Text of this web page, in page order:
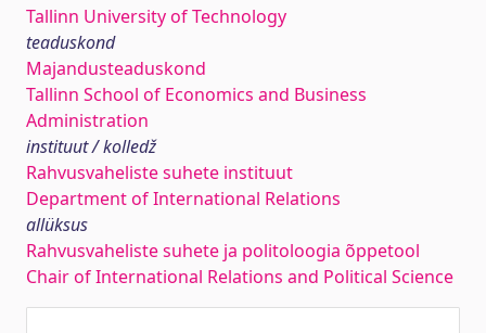
Tallinn University of Technology
teaduskond
Majandusteaduskond
Tallinn School of Economics and Business
Administration
instituut / kolledž
Rahvusvaheliste suhete instituut
Department of International Relations
allüksus
Rahvusvaheliste suhete ja politoloogia õppetool
Chair of International Relations and Political Science